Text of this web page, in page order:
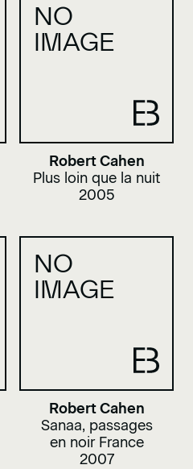
NO
IMAGE
Robert Cahen
Plus loin que la nuit
2005
NO
IMAGE
Robert Cahen
Sanaa, passages
en noir France
2007